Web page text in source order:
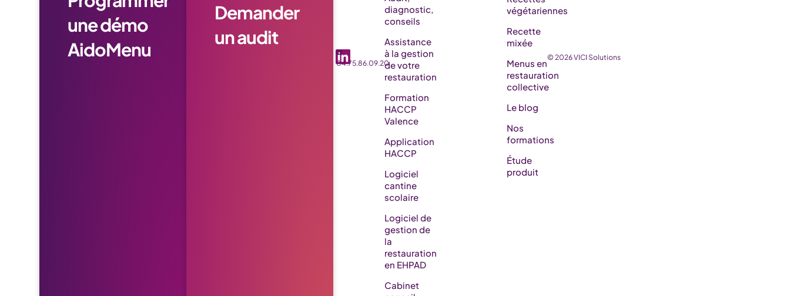
une démo
AidoMenu
Demander
un audit
☎️
04.75.86.09.20
diagnostic,
conseils
Assistance
à la gestion
de votre
restauration
Formation
HACCP
Valence
Application
HACCP
Logiciel
cantine
scolaire
Logiciel de
gestion de
la
restauration
en EHPAD​
Cabinet
végétariennes
Recette
mixée
Menus en
restauration
collective
Le blog
Nos
formations
Étude
produit
© 2026 VICI Solutions